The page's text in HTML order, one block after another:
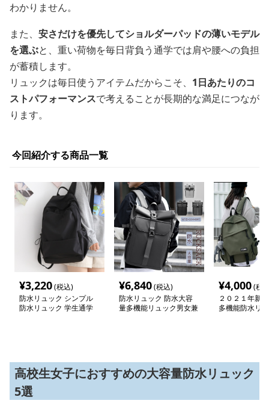
わかりません。
また、 安さだけを優先してショルダーパッドの薄いモデル
を選ぶと、重い荷物を毎日背負う通学では肩や腰への負担
が蓄積します。
リュックは毎日使うアイテムだからこそ、 1日あたりのコ
ストパフォーマンスで考えることが長期的な満足につなが
ります。
今回紹介する商品一覧
¥3,220(税込)
防水リュック シンプル
防水リュック 学生通学
¥6,840(税込)
防水リュック 防水大容
量多機能リュック男女兼
¥4,000(税
２０２１年新
多機能防水リ
高校生女子におすすめの大容量防水リュック
5選